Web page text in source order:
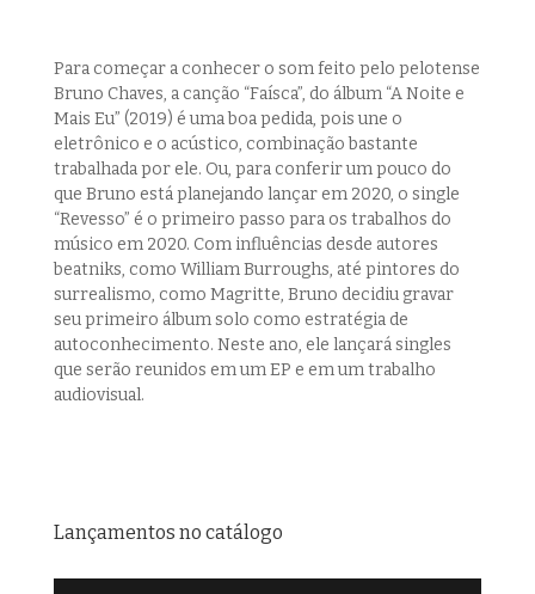
Para começar a conhecer o som feito pelo pelotense
Bruno Chaves, a canção “Faísca”, do álbum “A Noite e
Mais Eu” (2019) é uma boa pedida, pois une o
eletrônico e o acústico, combinação bastante
trabalhada por ele. Ou, para conferir um pouco do
que Bruno está planejando lançar em 2020, o single
“Revesso” é o primeiro passo para os trabalhos do
músico em 2020. Com influências desde autores
beatniks, como William Burroughs, até pintores do
surrealismo, como Magritte, Bruno decidiu gravar
seu primeiro álbum solo como estratégia de
autoconhecimento. Neste ano, ele lançará singles
que serão reunidos em um EP e em um trabalho
audiovisual.
Lançamentos no catálogo